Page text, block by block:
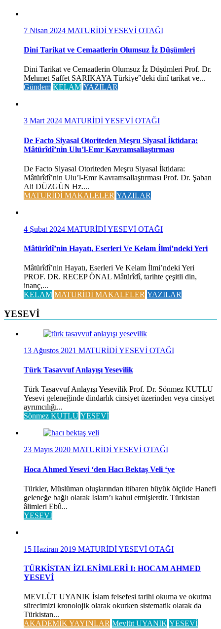
7 Nisan 2024 MATURİDİ YESEVİ OTAĞI
Dini Tarikat ve Cemaatlerin Olumsuz İz Düşümleri
Dini Tarikat ve Cemaatlerin Olumsuz İz Düşümleri Prof. Dr.
Mehmet Saffet SARIKAYA Türkiye‟deki dinî tarikat ve...
Gündem KELAM YAZILAR
3 Mart 2024 MATURİDİ YESEVİ OTAĞI
De Facto Siyasal Otoriteden Meşru Siyasal İktidara:
Mâtürîdî’nin Ulu’l-Emr Kavramsallaştırması
De Facto Siyasal Otoriteden Meşru Siyasal İktidara:
Mâtürîdî’nin Ulu’l-Emr Kavramsallaştırması Prof. Dr. Şaban
Ali DÜZGÜN Hz....
MATURİDİ MAKALELER YAZILAR
4 Şubat 2024 MATURİDİ YESEVİ OTAĞI
Mâtürîdî’nin Hayatı, Eserleri Ve Kelam İlmi’ndeki Yeri
Mâtürîdî’nin Hayatı, Eserleri Ve Kelam İlmi’ndeki Yeri
PROF. DR. RECEP ÖNAL Mâtürîdî, tarihte çeşitli din,
inanç,...
KELAM MATURİDİ MAKALELER YAZILAR
YESEVİ
13 Ağustos 2021 MATURİDİ YESEVİ OTAĞI
Türk Tasavvuf Anlayışı Yesevilik
Türk Tasavvuf Anlayışı Yesevilik Prof. Dr. Sönmez KUTLU
Yesevi geleneğinde dindarlık cinsiyet üzerinden veya cinsiyet
ayrımcılığı...
Sönmez KUTLU YESEVİ
23 Mayıs 2020 MATURİDİ YESEVİ OTAĞI
Hoca Ahmed Yesevi ‘den Hacı Bektaş Veli ‘ye
Türkler, Müslüman oluşlarından itibaren büyük ölçüde Hanefi
geleneğe bağlı olarak İslam’ı kabul etmişlerdir. Türkistan
âlimleri Ebû...
YESEVİ
15 Haziran 2019 MATURİDİ YESEVİ OTAĞI
TÜRKİSTAN İZLENİMLERİ I: HOCAM AHMED
YESEVİ
MEVLÜT UYANIK İslam felsefesi tarihi okuma ve okutma
sürecimizi kronolojik olarak okurken sistematik olarak da
Türkistan...
AKADEMİK YAYINLAR Mevlüt UYANIK YESEVİ